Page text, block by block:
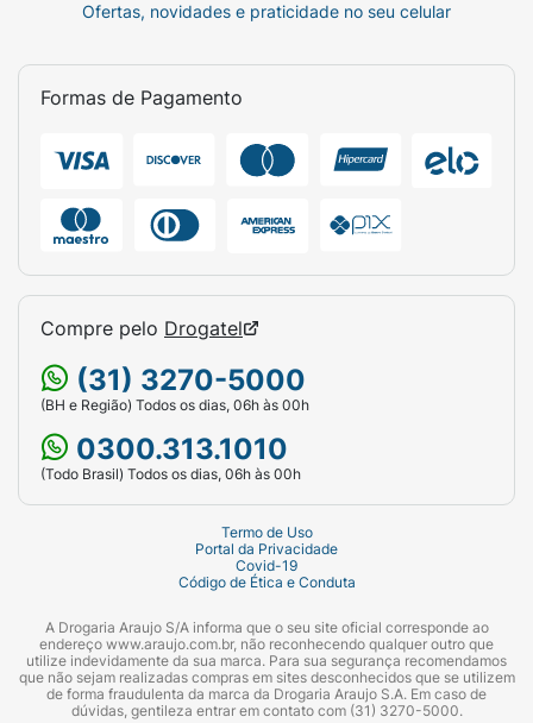
Ofertas, novidades e praticidade no seu celular
Formas de Pagamento
Compre pelo Drogatel
(31) 3270-5000
(BH e Região) Todos os dias, 06h às 00h
0300.313.1010
(Todo Brasil) Todos os dias, 06h às 00h
Termo de Uso
Portal da Privacidade
Covid-19
Código de Ética e Conduta
A Drogaria Araujo S/A informa que o seu site oficial corresponde ao
endereço www.araujo.com.br, não reconhecendo qualquer outro que
utilize indevidamente da sua marca. Para sua segurança recomendamos
que não sejam realizadas compras em sites desconhecidos que se utilizem
de forma fraudulenta da marca da Drogaria Araujo S.A. Em caso de
dúvidas, gentileza entrar em contato com (31) 3270-5000.